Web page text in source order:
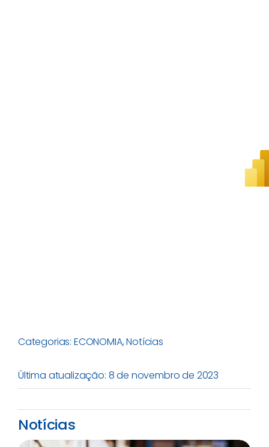
Categorias: ECONOMIA,Notícias
Última atualização: 8 de novembro de 2023
Notícias